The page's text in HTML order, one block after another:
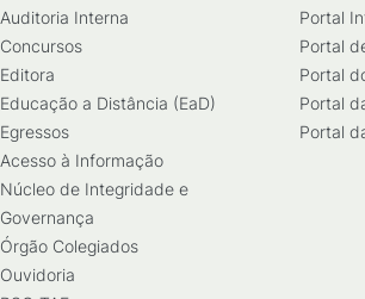
Auditoria Interna
Concursos
Editora
Educação a Distância (EaD)
Egressos
Acesso à Informação
Núcleo de Integridade e
Governança
Órgão Colegiados
Ouvidoria
Portal
Portal
Portal
Portal
Portal